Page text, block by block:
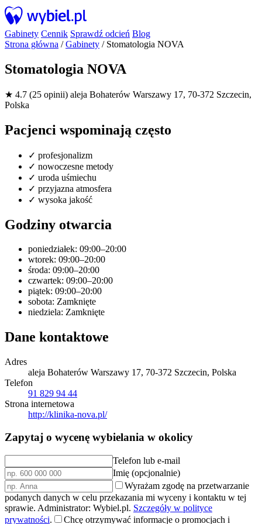
Gabinety Cennik Sprawdź odcień Blog
Strona główna /Gabinety / Stomatologia NOVA
Stomatologia NOVA
★ 4.7 (25 opinii) aleja Bohaterów Warszawy 17, 70-372 Szczecin,
Polska
Pacjenci wspominają często
✓ profesjonalizm
✓ nowoczesne metody
✓ uroda uśmiechu
✓ przyjazna atmosfera
✓ wysoka jakość
Godziny otwarcia
poniedziałek: 09:00–20:00
wtorek: 09:00–20:00
środa: 09:00–20:00
czwartek: 09:00–20:00
piątek: 09:00–20:00
sobota: Zamknięte
niedziela: Zamknięte
Dane kontaktowe
Adres
aleja Bohaterów Warszawy 17, 70-372 Szczecin, Polska
Telefon
91 829 94 44
Strona internetowa
http://klinika-nova.pl/
Zapytaj o wycenę wybielania w okolicy
Telefon lub e-mail
Imię (opcjonalnie)
Wyrażam zgodę na przetwarzanie
podanych danych w celu przekazania mi wyceny i kontaktu w tej
sprawie. Administrator: Wybiel.pl. Szczegóły w polityce
prywatności. Chcę otrzymywać informacje o promocjach i